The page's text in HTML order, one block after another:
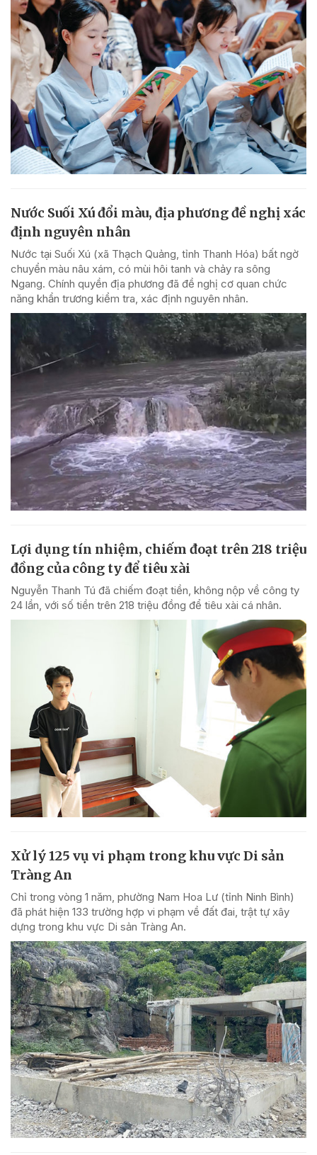
Nước Suối Xú đổi màu, địa phương đề nghị xác
định nguyên nhân
Nước tại Suối Xú (xã Thạch Quảng, tỉnh Thanh Hóa) bất ngờ
chuyển màu nâu xám, có mùi hôi tanh và chảy ra sông
Ngang. Chính quyền địa phương đã đề nghị cơ quan chức
năng khẩn trương kiểm tra, xác định nguyên nhân.
Lợi dụng tín nhiệm, chiếm đoạt trên 218 triệu
đồng của công ty để tiêu xài
Nguyễn Thanh Tú đã chiếm đoạt tiền, không nộp về công ty
24 lần, với số tiền trên 218 triệu đồng để tiêu xài cá nhân.
Xử lý 125 vụ vi phạm trong khu vực Di sản
Tràng An
Chỉ trong vòng 1 năm, phường Nam Hoa Lư (tỉnh Ninh Bình)
đã phát hiện 133 trường hợp vi phạm về đất đai, trật tự xây
dựng trong khu vực Di sản Tràng An.